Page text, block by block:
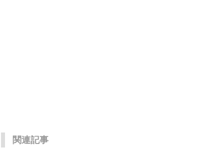
関連記事